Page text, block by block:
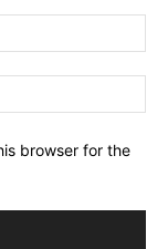
browser for the